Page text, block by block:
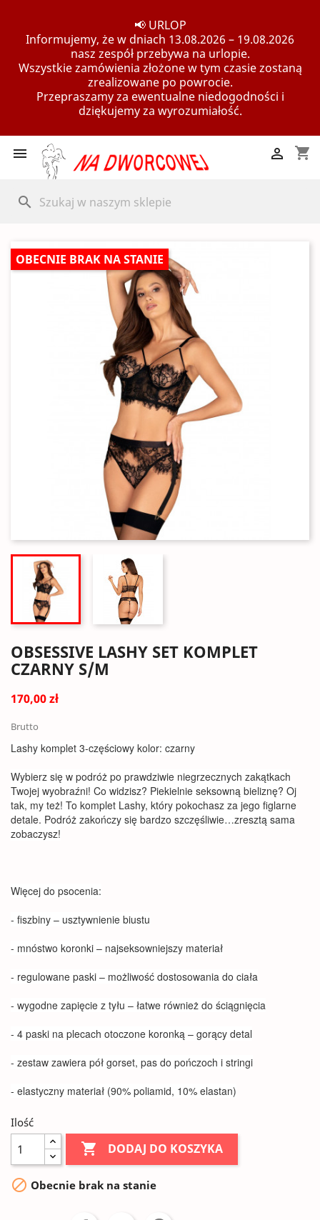
📢 URLOP
Informujemy, że w dniach 13.08.2026 – 19.08.2026
nasz zespół przebywa na urlopie.
Wszystkie zamówienia złożone w tym czasie zostaną
zrealizowane po powrocie.
Przepraszamy za ewentualne niedogodności i
dziękujemy za wyrozumiałość.
 shopping_cart

search
OBECNIE BRAK NA STANIE
OBSESSIVE LASHY SET KOMPLET
CZARNY S/M
170,00 zł
Brutto
Lashy komplet 3-częściowy kolor: czarny
Wybierz się w podróż po prawdziwie niegrzecznych zakątkach
Twojej wyobraźni! Co widzisz? Piekielnie seksowną bieliznę? Oj
tak, my też! To komplet Lashy, który pokochasz za jego figlarne
detale. Podróż zakończy się bardzo szczęśliwie…zresztą sama
zobaczysz!
Więcej do psocenia:
- fiszbiny – usztywnienie biustu
- mnóstwo koronki – najseksowniejszy materiał
- regulowane paski – możliwość dostosowania do ciała
- wygodne zapięcie z tyłu – łatwe również do ściągnięcia
- 4 paski na plecach otoczone koronką – gorący detal
- zestaw zawiera pół gorset, pas do pończoch i stringi
- elastyczny materiał (90% poliamid, 10% elastan)
Ilość
 DODAJ DO KOSZYKA
 Obecnie brak na stanie